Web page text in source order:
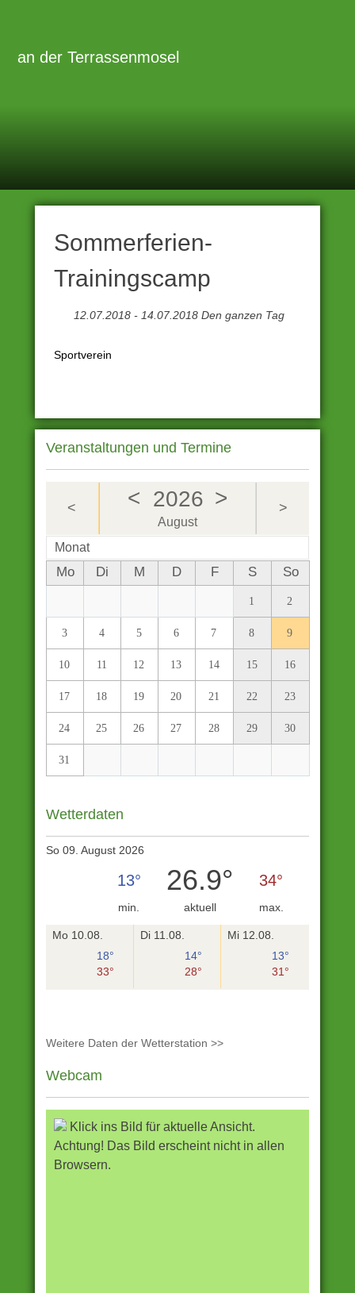
an der Terrassenmosel
Sommerferien-
Trainingscamp
12.07.2018 - 14.07.2018 Den ganzen Tag
Sportverein
Veranstaltungen und Termine
< < 2026 >
August
>
Monat
Mo Di M D F S So
1 2
3 4 5 6 7 8 9
10 11 12 13 14 15 16
17 18 19 20 21 22 23
24 25 26 27 28 29 30
31
Wetterdaten
So 09. August 2026
13°
min.
26.9°
aktuell
34°
max.
Mo 10.08.
18°
33°
Di 11.08.
14°
28°
Mi 12.08.
13°
31°
Weitere Daten der Wetterstation >>
Webcam
Klick ins Bild für aktuelle Ansicht.
Achtung! Das Bild erscheint nicht in allen
Browsern.